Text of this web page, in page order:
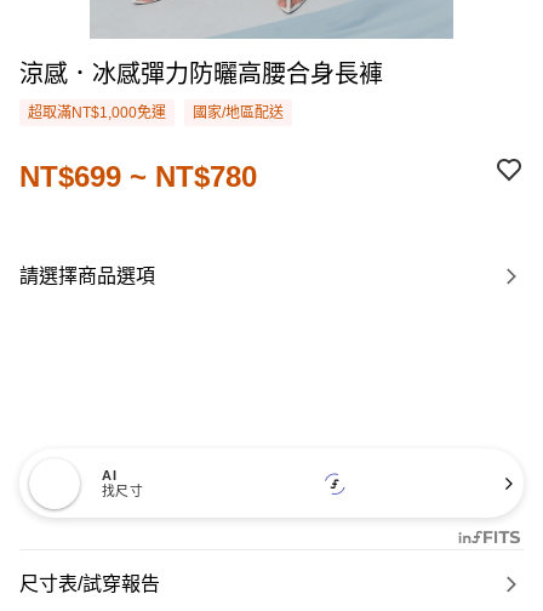
涼感．冰感彈力防曬高腰合身長褲
超取滿NT$1,000免運 國家/地區配送
NT$699 ~ NT$780
請選擇商品選項
AI
找尺寸
尺寸表/試穿報告